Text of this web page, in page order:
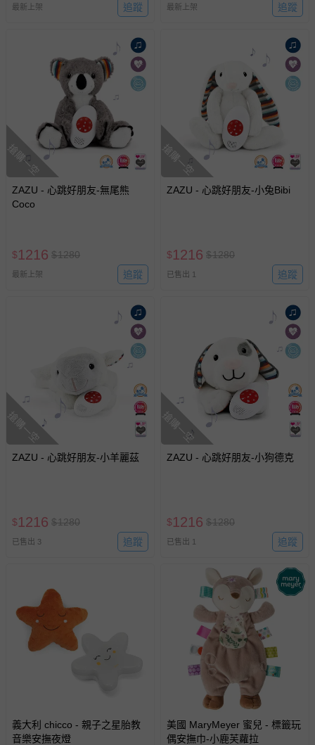
最新上架 追蹤 最新上架 追蹤
搶購一空
ZAZU - 心跳好朋友-無尾熊
Coco
$1216 $1280
最新上架 追蹤
搶購一空
ZAZU - 心跳好朋友-小兔Bibi
$1216 $1280
已售出 1 追蹤
搶購一空
ZAZU - 心跳好朋友-小羊麗茲
$1216 $1280
已售出 3 追蹤
搶購一空
ZAZU - 心跳好朋友-小狗德克
$1216 $1280
已售出 1 追蹤
義大利 chicco - 親子之星胎教
音樂安撫夜燈
美國 MaryMeyer 蜜兒 - 標籤玩
偶安撫巾-小鹿芙蘿拉